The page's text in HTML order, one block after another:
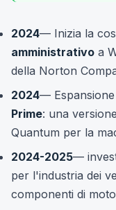
2024— Inizia la
amministrativo a
della Norton
2024— Espansione
Prime: una
Quantum per la
2024-2025—
per l'industria dei
componenti di